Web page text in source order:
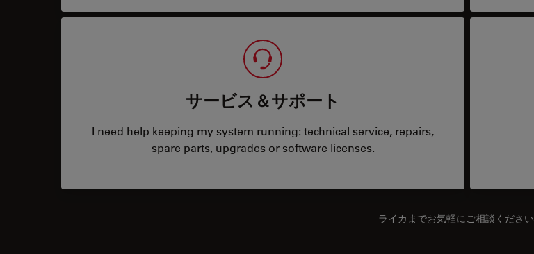
サービス＆サポート
I need help keeping my system running: technical service, repairs,
spare parts, upgrades or software licenses.
ライカまでお気軽にご相談ください